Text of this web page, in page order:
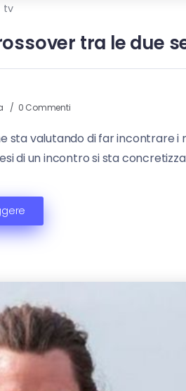
tv
tra le due
0 Commenti
sta valutando di far incontrare i
di un incontro si sta